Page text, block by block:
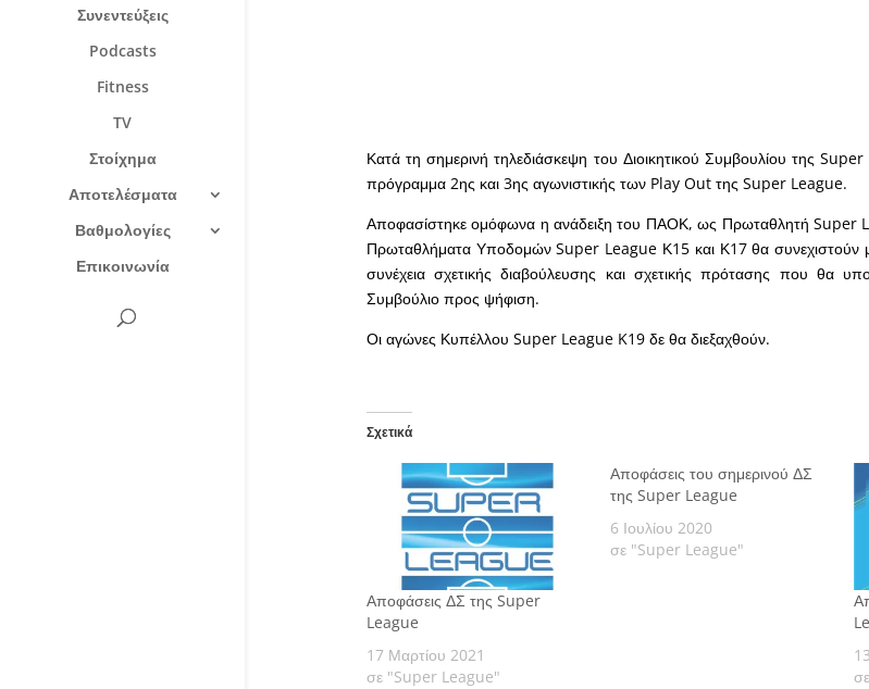
Συνεντεύξεις
Podcasts
Fitness
TV
Στοίχημα
Αποτελέσματα
Βαθμολογίες
Επικοινωνία
Κατά τη σημερινή τηλεδιάσκεψη του Διοικητικού Συμβουλίου της
πρόγραμμα 2ης και 3ης αγωνιστικής των Play Out της Super League.
Αποφασίστηκε ομόφωνα η ανάδειξη του ΠΑΟΚ, ως Πρωταθλητή Super
Πρωταθλήματα Υποδομών Super League Κ15 και Κ17 θα συνεχιστούν
συνέχεια σχετικής διαβούλευσης και σχετικής πρότασης που θα
Συμβούλιο προς ψήφιση.
Οι αγώνες Κυπέλλου Super League K19 δε θα διεξαχθούν.
Σχετικά
Αποφάσεις ΔΣ της Super
League
17 Μαρτίου 2021
σε "Super League"
Αποφάσεις του σημερινού ΔΣ
της Super League
6 Ιουλίου 2020
σε "Super League"